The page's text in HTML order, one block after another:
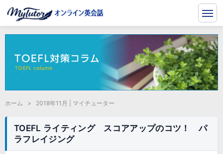
ホーム > 2018年11月 | マイチューター
TOEFL ライティング スコアアップのコツ！ パ
ラフレイジング